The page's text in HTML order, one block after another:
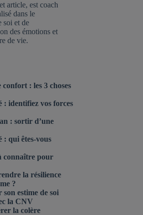
article, est coach
dans le
soi et de
des émotions et
de vie.
: les 3 choses
: identifiez vos forces
: sortir d’une
: qui êtes-vous
connaître pour
la résilience
?
estime de soi
la CNV
la colère